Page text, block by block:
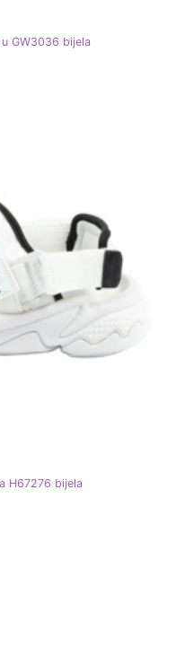
GW3036 bijela
H67276 bijela